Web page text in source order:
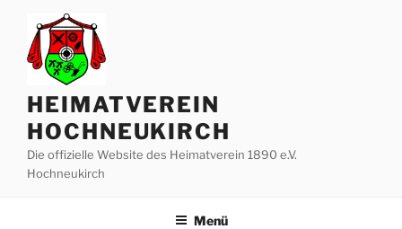
springen
HEIMATVEREIN
HOCHNEUKIRCH
Die offizielle Website des Heimatverein 1890 e.V.
Hochneukirch
Menü